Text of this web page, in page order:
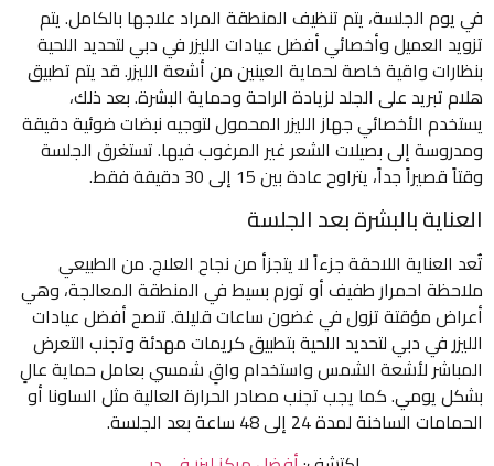
في يوم الجلسة، يتم تنظيف المنطقة المراد علاجها بالكامل. يتم
تزويد العميل وأخصائي أفضل عيادات الليزر في دبي لتحديد اللحية
بنظارات واقية خاصة لحماية العينين من أشعة الليزر. قد يتم تطبيق
هلام تبريد على الجلد لزيادة الراحة وحماية البشرة. بعد ذلك،
يستخدم الأخصائي جهاز الليزر المحمول لتوجيه نبضات ضوئية دقيقة
ومدروسة إلى بصيلات الشعر غير المرغوب فيها. تستغرق الجلسة
وقتاً قصيراً جداً، يتراوح عادة بين 15 إلى 30 دقيقة فقط.
العناية بالبشرة بعد الجلسة
تُعد العناية اللاحقة جزءاً لا يتجزأ من نجاح العلاج. من الطبيعي
ملاحظة احمرار طفيف أو تورم بسيط في المنطقة المعالجة، وهي
أعراض مؤقتة تزول في غضون ساعات قليلة. تنصح أفضل عيادات
الليزر في دبي لتحديد اللحية بتطبيق كريمات مهدئة وتجنب التعرض
المباشر لأشعة الشمس واستخدام واقٍ شمسي بعامل حماية عالٍ
بشكل يومي. كما يجب تجنب مصادر الحرارة العالية مثل الساونا أو
الحمامات الساخنة لمدة 24 إلى 48 ساعة بعد الجلسة.